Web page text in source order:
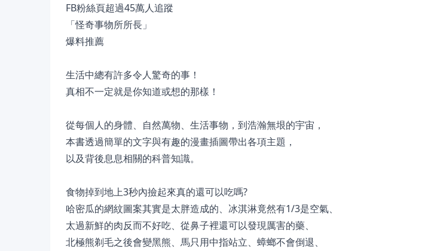
FB粉絲頁超過45萬人追蹤
「怪奇事物所所長」
爆料推薦
生活中總有許多令人驚奇的事！
真相不一定就是你知道或想的那樣！
從每個人的身體、自然萬物、生活事物，到浩瀚無垠的宇宙，
本書透過簡單的文字與有趣的漫畫插圖帶出各項主題，
以及背後息息相關的科普知識。
食物掉到地上3秒內撿起來真的還可以吃嗎?
哈密瓜的網紋圖案其實是太胖造成的、冰淇淋竟然有1/3是空氣、
太過新鮮的肉反而不好吃、從鼻子裡還可以發現厲害的藥、
北極熊剃毛之後會變黑熊、馬只用中指站立、蟑螂不會倒退、